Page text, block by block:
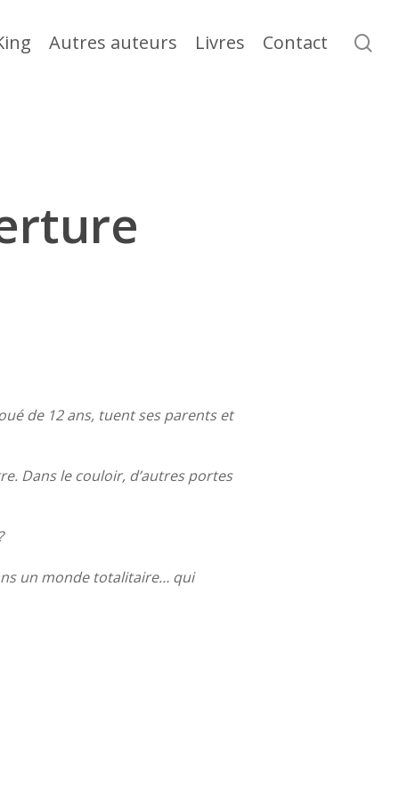
Autres auteurs Livres Contact
de 12 ans, tuent ses parents et
Dans le couloir, d’autres portes
un monde totalitaire… qui